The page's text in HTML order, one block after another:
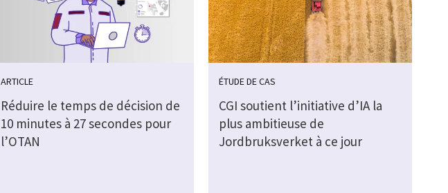
ARTICLE
Réduire le temps de décision de
10 minutes à 27 secondes pour
l’OTAN
ÉTUDE DE CAS
CGI soutient l’initiative d’IA la
plus ambitieuse de
Jordbruksverket à ce jour